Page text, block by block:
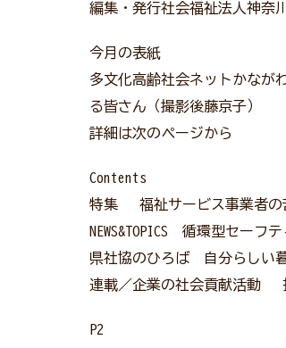
編集・発行社会福祉法人神奈
今月の表紙
多文化高齢社会ネットかなが
る皆さん（撮影後藤京子）
詳細は次のページから
Contents
特集 福祉サービス事業者の
NEWS&TOPICS 循環型セー
県社協のひろば 自分らしい
連載／企業の社会貢献活動
P2